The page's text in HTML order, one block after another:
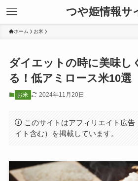
つや姫情報サ
ホーム お米
ダイエットの時に美味し
る！低アミロース米10選
お米 2024年11月20日
このサイトはアフィリエイト広告
イト含む）を掲載しています。